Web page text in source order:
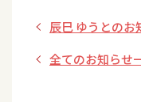
辰巳 ゆうとのお
全てのお知らせ